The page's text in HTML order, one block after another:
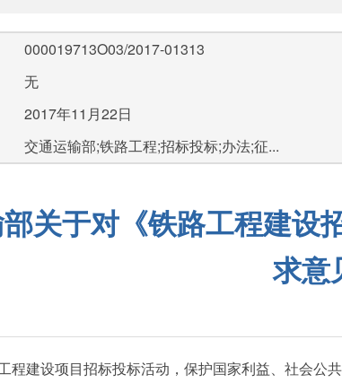
000019713O03/2017-01313
无
2017年11月22日
交通运输部;铁路工程;招标投标;办法;征...
关于对《铁路工程建设
求意
建设项目招标投标活动，保护国家利益、社会公